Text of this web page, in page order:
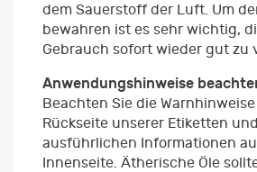
dem Sauerstoff der Luft. Um
bewahren ist es sehr wichtig,
Gebrauch sofort wieder gut zu
Anwendungshinweise
Beachten Sie die
Rückseite unserer Etiketten
ausführlichen Informationen
Innenseite. Ätherische Öle